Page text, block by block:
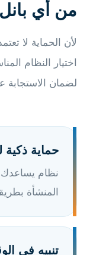
من أي
لأن الحماية لا
اختيار النظام
لضمان الاستجابة
حماية ذكية
نظام
المنشأة
تنبيه في